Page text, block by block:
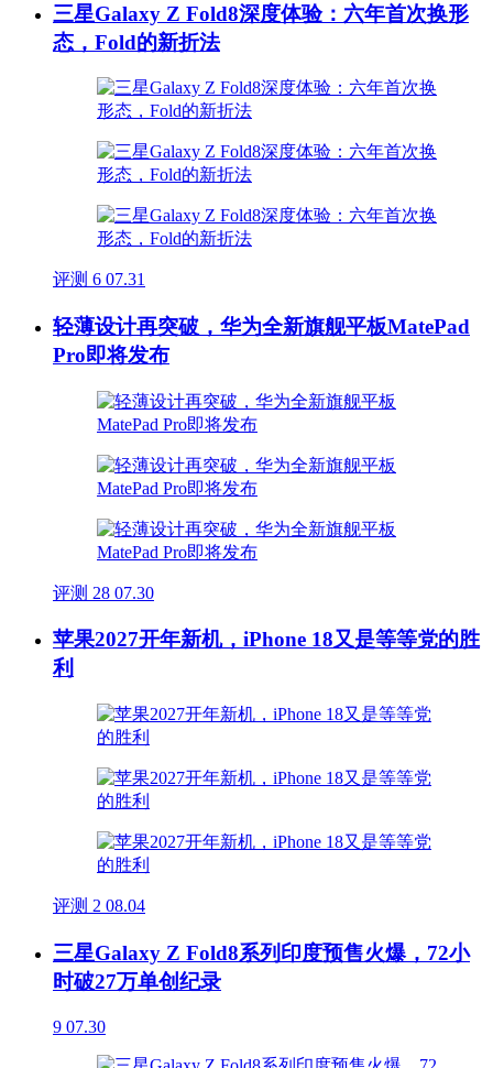
三星Galaxy Z Fold8深度体验：六年首次换形
态，Fold的新折法
评测 6 07.31
轻薄设计再突破，华为全新旗舰平板MatePad
Pro即将发布
评测 28 07.30
苹果2027开年新机，iPhone 18又是等等党的胜
利
评测 2 08.04
三星Galaxy Z Fold8系列印度预售火爆，72小
时破27万单创纪录
9 07.30